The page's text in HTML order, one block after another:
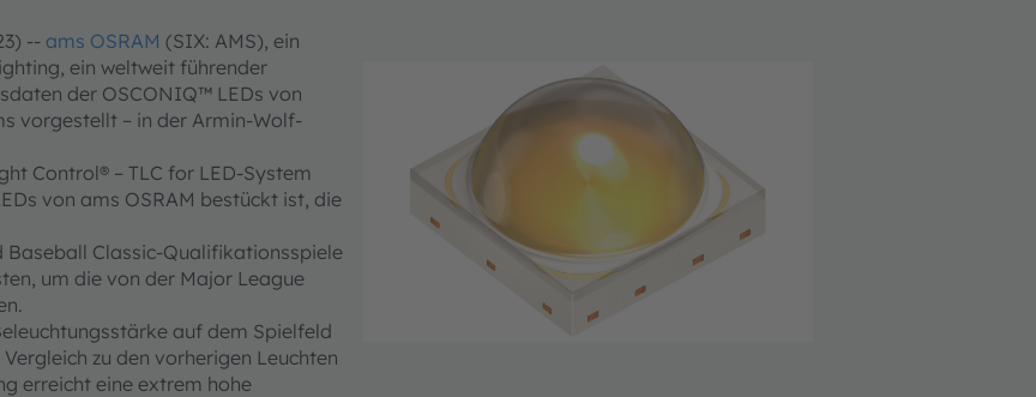
-- ams OSRAM (SIX: AMS), ein
ein weltweit führender
der OSCONIQ™ LEDs von
vorgestellt – in der Armin-Wolf-
Control® – TLC for LED-System
von ams OSRAM bestückt ist, die
Classic-Qualifikationsspiele
um die von der Major League
auf dem Spielfeld
zu den vorherigen Leuchten
erreicht eine extrem hohe